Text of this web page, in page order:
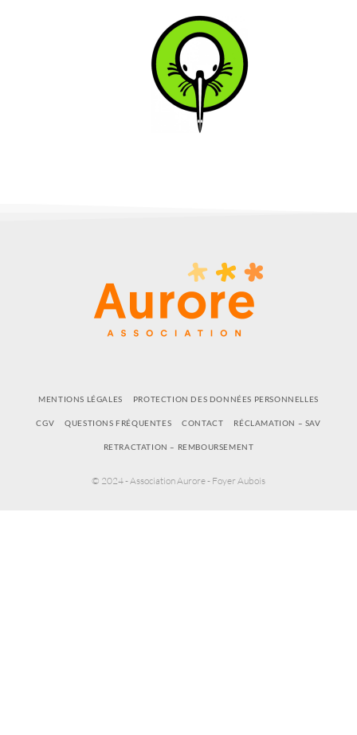
MENTIONS LÉGALES PROTECTION DES DONNÉES PERSONNELLES
CGV QUESTIONS FRÉQUENTES CONTACT RÉCLAMATION – SAV
RETRACTATION – REMBOURSEMENT
© 2024 - Association Aurore - Foyer Aubois